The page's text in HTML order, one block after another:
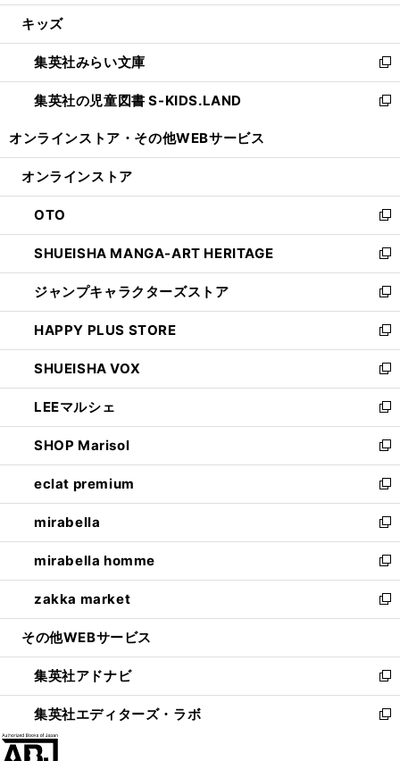
開
ウ
開
く
ン
ウ
で
開
く
ウ
ン
ド
ウ
で
し
ウ
ィ
ン
ド
開
キッズ
集英社みらい文庫
新
し
い
ン
ウ
で
開
く
集英社の児童図書 S-KIDS.LAND
新
ウ
ン
ド
ウ
で
開
く
オンラインストア・ その他WEBサービス
オンラインストア
OTO
新
し
い
ウ
ィ
ン
ド
ウ
で
開
く
SHUEISHA MANGA-ART HERITAGE
新
し
い
ウ
ィ
ン
ド
ウ
で
開
く
ジャンプキャラクターズストア
新
し
い
ウ
ィ
ン
ド
ウ
で
開
く
HAPPY PLUS STORE
新
し
い
ウ
ィ
ン
ド
ウ
で
開
く
SHUEISHA VOX
新
し
い
ウ
ィ
ン
ド
ウ
で
開
く
LEEマルシェ
新
し
い
ウ
ィ
ン
ド
ウ
で
開
く
SHOP Marisol
新
し
い
ウ
ィ
ン
ド
ウ
で
開
eclat premium
新
し
い
ウ
ィ
ン
ド
ウ
開
く
mirabella
新
し
い
ウ
ィ
ン
ウ
で
開
く
mirabella homme
新
し
い
ウ
ン
ド
ウ
で
zakka market
新
し
ウ
ィ
ン
ド
その他WEBサービス
集英社アドナビ
新
し
い
集英社エディターズ・ラボ
新